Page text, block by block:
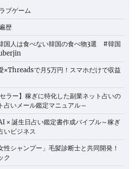
ブゲーム
歴
国人は食べない韓国の食べ物3選 #韓国
×Threadsで月5万円！スマホだけで収益
ラー】稼ぎに特化した副業ネット占いの
占いメール鑑定マニュアル～
× 誕生日占い鑑定書作成バイブル～稼ぎ
いビジネス
性シャンプー」毛髪診断士と共同開発！
ク